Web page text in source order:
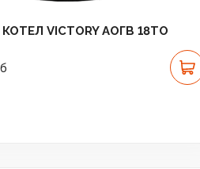
VICTORY АОГВ 18TО